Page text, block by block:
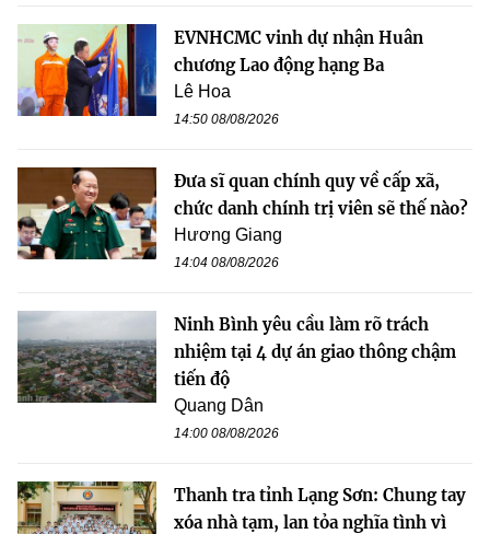
EVNHCMC vinh dự nhận Huân
chương Lao động hạng Ba
Lê Hoa
14:50 08/08/2026
Đưa sĩ quan chính quy về cấp xã,
chức danh chính trị viên sẽ thế nào?
Hương Giang
14:04 08/08/2026
Ninh Bình yêu cầu làm rõ trách
nhiệm tại 4 dự án giao thông chậm
tiến độ
Quang Dân
14:00 08/08/2026
Thanh tra tỉnh Lạng Sơn: Chung tay
xóa nhà tạm, lan tỏa nghĩa tình vì